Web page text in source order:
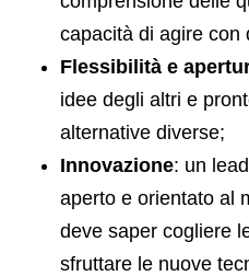
capacità di agire con
Flessibilità e
idee degli altri e
alternative diverse;
Innovazione: un
aperto e orientato al
deve saper cogliere
sfruttare le nuove